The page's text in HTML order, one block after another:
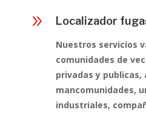
9 Localizador
Nuestros servicios
comunidades de
privadas y
mancomunidades,
industriales,